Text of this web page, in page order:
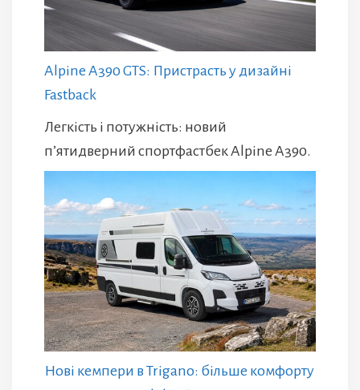
Alpine A390 GTS: Пристрасть у дизайні
Fastback
Легкість і потужність: новий
п’ятидверний спортфастбек Alpine A390.
Нові кемпери в Trigano: більше комфорту